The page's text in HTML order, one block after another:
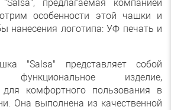
предлагаемая компанией
особенности этой чашки и
нанесения логотипа: УФ печать и
"Salsa" представляет собой
изделие,
для комфортного пользования в
Она выполнена из качественной